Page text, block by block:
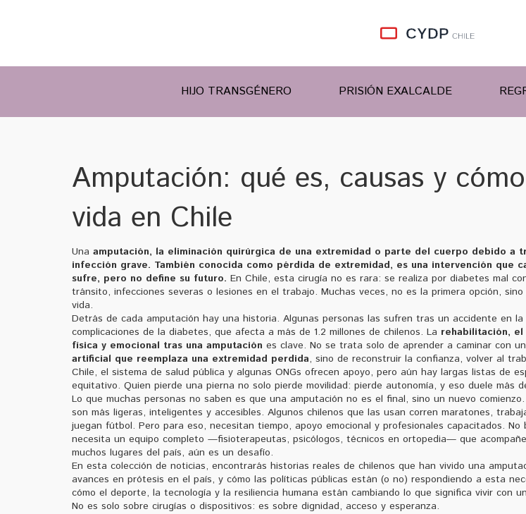
HIJO TRANSGÉNERO PRISIÓN EXALCALDE
Amputación: qué es, causas y
vida en Chile
Una amputación, la eliminación quirúrgica de una extremidad o parte del cuerpo debido a
infección grave. También conocida como pérdida de extremidad, es una intervención que
sufre, pero no define su futuro. En Chile, esta cirugía no es rara: se realiza por diabetes mal
tránsito, infecciones severas o lesiones en el trabajo. Muchas veces, no es la primera opción,
vida.
Detrás de cada amputación hay una historia. Algunas personas las sufren tras un accidente en
complicaciones de la diabetes, que afecta a más de 1.2 millones de chilenos. La rehabilitación, el
física y emocional tras una amputación es clave. No se trata solo de aprender a caminar con
artificial que reemplaza una extremidad perdida, sino de reconstruir la confianza, volver al
Chile, el sistema de salud pública y algunas ONGs ofrecen apoyo, pero aún hay largas listas de
equitativo. Quien pierde una pierna no solo pierde movilidad: pierde autonomía, y eso duele más
Lo que muchas personas no saben es que una amputación no es el final, sino un nuevo
son más ligeras, inteligentes y accesibles. Algunos chilenos que las usan corren maratones,
juegan fútbol. Pero para eso, necesitan tiempo, apoyo emocional y profesionales capacitados.
necesita un equipo completo —fisioterapeutas, psicólogos, técnicos en ortopedia— que
muchos lugares del país, aún es un desafío.
En esta colección de noticias, encontrarás historias reales de chilenos que han vivido una
avances en prótesis en el país, y cómo las políticas públicas están (o no) respondiendo a esta
cómo el deporte, la tecnología y la resiliencia humana están cambiando lo que significa vivir con
No es solo sobre cirugías o dispositivos: es sobre dignidad, acceso y esperanza.